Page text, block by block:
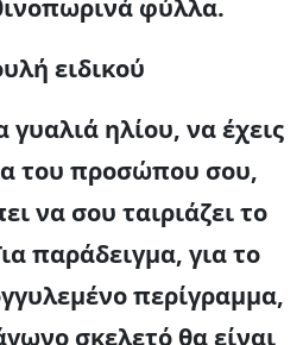
φύλλα.
ειδικού
γυαλιά ηλίου, να έχεις
του προσώπου σου,
να σου ταιριάζει το
παράδειγμα, για το
περίγραμμα,
σκελετό θα είναι